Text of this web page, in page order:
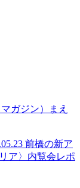
ガジン）まえ
前橋の新ア
ア〉内覧会レポ